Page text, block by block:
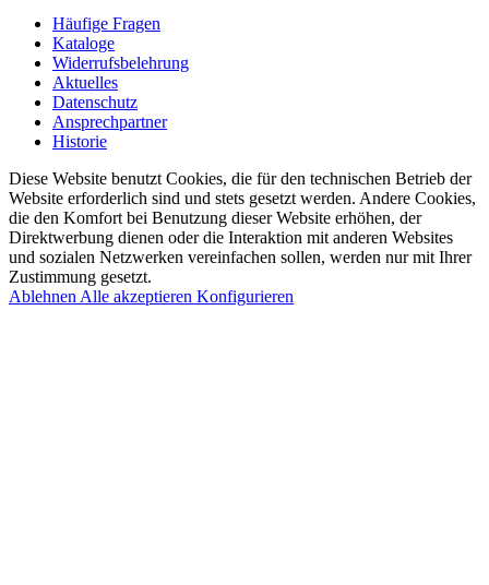
Häufige Fragen
Kataloge
Widerrufsbelehrung
Aktuelles
Datenschutz
Ansprechpartner
Historie
Diese Website benutzt Cookies, die für den technischen Betrieb der
Website erforderlich sind und stets gesetzt werden. Andere Cookies,
die den Komfort bei Benutzung dieser Website erhöhen, der
Direktwerbung dienen oder die Interaktion mit anderen Websites
und sozialen Netzwerken vereinfachen sollen, werden nur mit Ihrer
Zustimmung gesetzt.
Ablehnen Alle akzeptieren Konfigurieren